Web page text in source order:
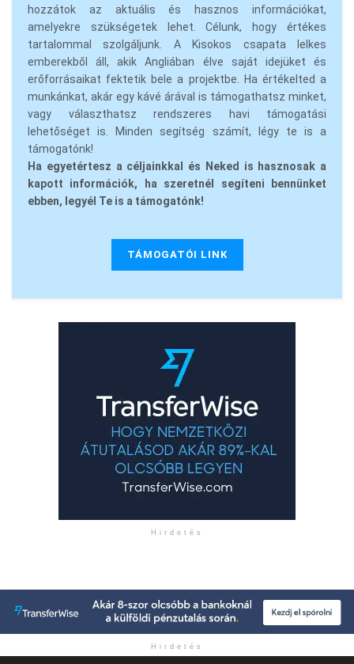
hozzátok az aktuális és hasznos információkat,
amelyekre szükségetek lehet. Célunk, hogy értékes
tartalommal szolgáljunk. A Kisokos csapata lelkes
emberekből áll, akik Angliában élve saját idejüket és
erőforrásaikat fektetik bele a projektbe. Ha értékelted a
munkánkat, akár egy kávé árával is támogathatsz minket,
vagy választhatsz rendszeres havi támogatási
lehetőséget is. Minden segítség számít, légy te is a
támogatónk!
Ha egyetértesz a céljainkkal és Neked is hasznosak a
kapott információk, ha szeretnél segíteni bennünket
ebben, legyél Te is a támogatónk!
TÁMOGATÓI LINK
Hirdetés
Hirdetés